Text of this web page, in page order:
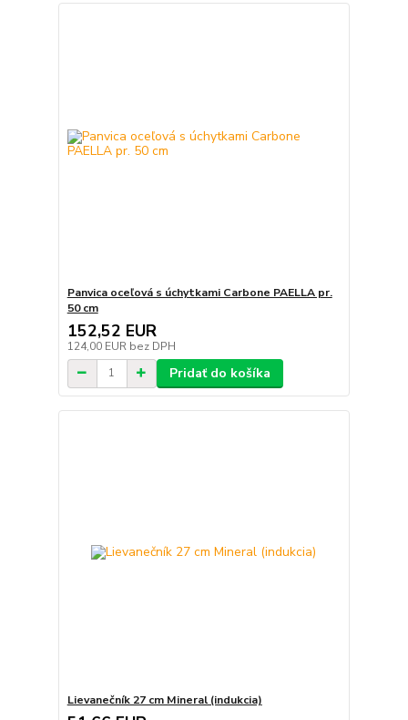
Panvica oceľová s úchytkami Carbone PAELLA pr.
50 cm
152,52 EUR
124,00 EUR bez DPH
Pridať do košíka
Lievanečník 27 cm Mineral (indukcia)